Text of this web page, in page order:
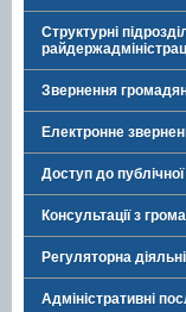
Структурні
Звернення
Електронне
Доступ до публічної
Консультації з
Регуляторна
Адміністративні